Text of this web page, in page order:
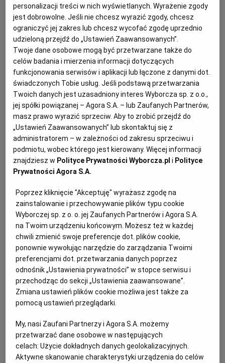
powinien zrobić w tej sytuacji?
Odpowiedź:
Zakładam, że zmiana dokumentacji oraz
udzielenie odpowiedzi na pytania mają istotne
znaczenie dla prawidłowego i zgodnego z
oczekiwaniami zamawiającego przygotowania
ofert.
Etap przed upływem terminu składania ofert
personalizacji treści w nich wyświetlanych. Wyrażenie zgody
jest dobrowolne. Jeśli nie chcesz wyrazić zgody, chcesz
ograniczyć jej zakres lub chcesz wycofać zgodę uprzednio
udzieloną przejdź do „Ustawień Zaawansowanych”.
Twoje dane osobowe mogą być przetwarzane także do
celów badania i mierzenia informacji dotyczących
funkcjonowania serwisów i aplikacji lub łączone z danymi dot.
świadczonych Tobie usług. Jeśli podstawą przetwarzania
Twoich danych jest uzasadniony interes Wyborcza sp. z o.o.,
jej spółki powiązanej – Agora S.A. – lub Zaufanych Partnerów,
masz prawo wyrazić sprzeciw. Aby to zrobić przejdź do
„Ustawień Zaawansowanych” lub skontaktuj się z
administratorem – w zależności od zakresu sprzeciwu i
podmiotu, wobec którego jest kierowany. Więcej informacji
znajdziesz w Polityce Prywatności Wyborcza.pl i Polityce
Prywatności Agora S.A.
Poprzez kliknięcie "Akceptuję" wyrażasz zgodę na
zainstalowanie i przechowywanie plików typu cookie
Wyborczej sp. z o. o. jej Zaufanych Partnerów i Agora S.A.
na Twoim urządzeniu końcowym. Możesz też w każdej
chwili zmienić swoje preferencje dot. plików cookie,
ponownie wywołując narzędzie do zarządzania Twoimi
preferencjami dot. przetwarzania danych poprzez
odnośnik „Ustawienia prywatności” w stopce serwisu i
przechodząc do sekcji „Ustawienia zaawansowane”.
Zmiana ustawień plików cookie możliwa jest także za
pomocą ustawień przeglądarki.
My, nasi Zaufani Partnerzy i Agora S.A. możemy
przetwarzać dane osobowe w następujących
celach:Użycie dokładnych danych geolokalizacyjnych.
Aktywne skanowanie charakterystyki urządzenia do celów